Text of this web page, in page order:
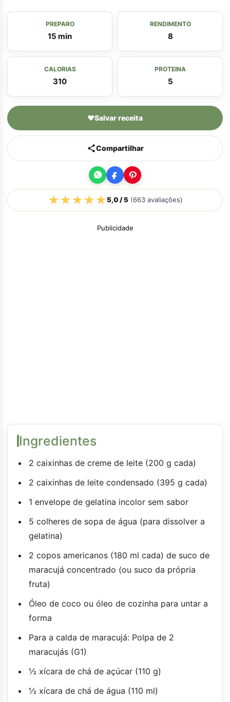
PREPARO
15 min
RENDIMENTO
8
CALORIAS
310
PROTEINA
5
♥Salvar receita
Compartilhar
★★★★★5,0/ 5(663avaliações)
Publicidade
Ingredientes
2 caixinhas de creme de leite (200 g cada)
2 caixinhas de leite condensado (395 g cada)
1 envelope de gelatina incolor sem sabor
5 colheres de sopa de água (para dissolver a
gelatina)
2 copos americanos (180 ml cada) de suco de
maracujá concentrado (ou suco da própria
fruta)
Óleo de coco ou óleo de cozinha para untar a
forma
Para a calda de maracujá: Polpa de 2
maracujás (G1)
½ xícara de chá de açúcar (110 g)
½ xícara de chá de água (110 ml)